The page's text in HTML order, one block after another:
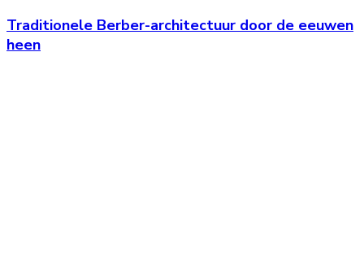
Traditionele Berber-architectuur door de eeuwen
heen